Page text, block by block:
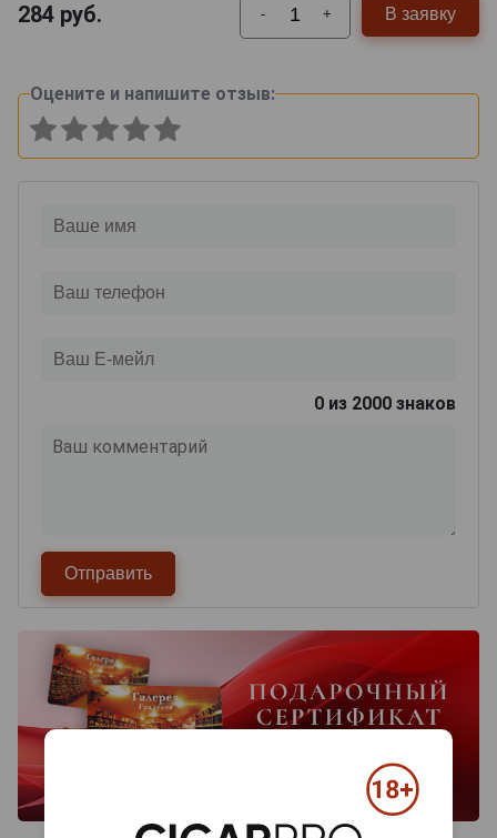
284 руб. - + В заявку
Оцените и напишите отзыв:
0 из 2000 знаков